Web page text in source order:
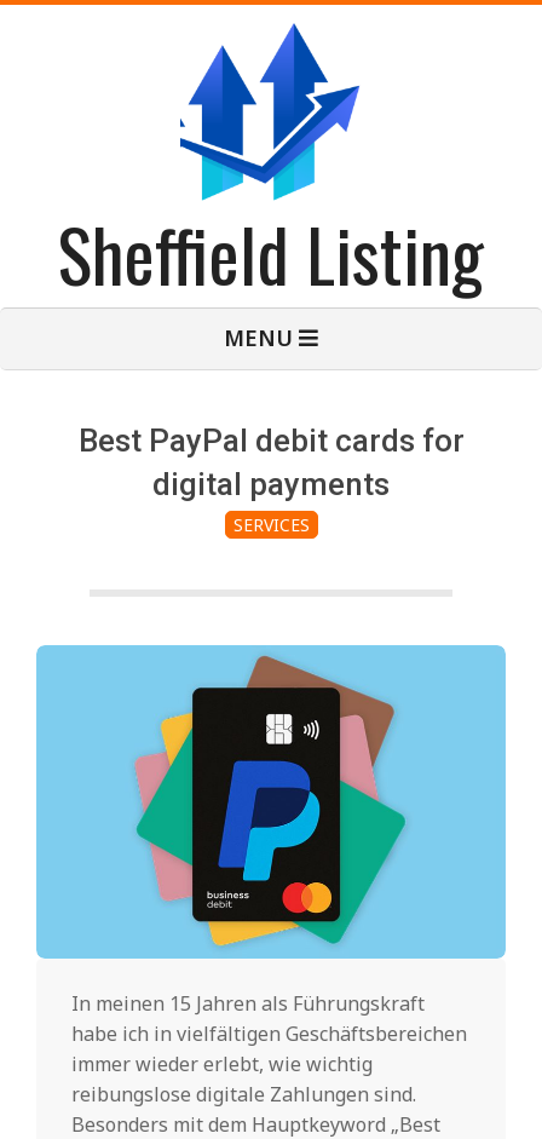
Sheffield Listing
MENU
Best PayPal debit cards for
digital payments
SERVICES
In meinen 15 Jahren als Führungskraft
habe ich in vielfältigen Geschäftsbereichen
immer wieder erlebt, wie wichtig
reibungslose digitale Zahlungen sind.
Besonders mit dem Hauptkeyword „Best